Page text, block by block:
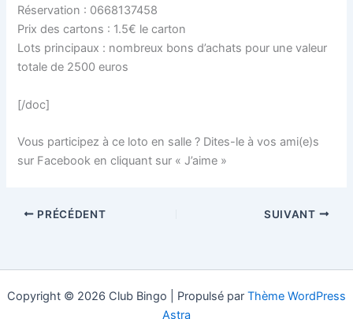
Réservation : 0668137458
Prix des cartons : 1.5€ le carton
Lots principaux : nombreux bons d’achats pour une valeur
totale de 2500 euros
[/doc]
Vous participez à ce loto en salle ? Dites-le à vos ami(e)s
sur Facebook en cliquant sur « J’aime »
PRÉCÉDENT SUIVANT
Copyright © 2026 Club Bingo | Propulsé par Thème WordPress
Astra